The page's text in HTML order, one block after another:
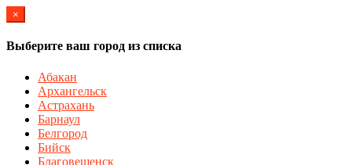
×
Выберите ваш город из списка
Абакан
Архангельск
Астрахань
Барнаул
Белгород
Бийск
Благовещенск